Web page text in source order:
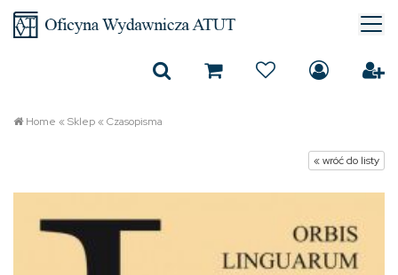
Home «Sklep«Czasopisma
« wróć do listy